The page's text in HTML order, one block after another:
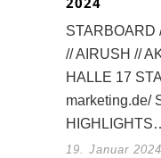
STARBOARD
// AIRUSH //
HALLE 17
marketing.de/
19. Januar 2024